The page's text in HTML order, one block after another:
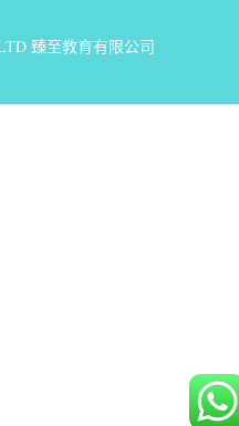
臻至教育有限公司